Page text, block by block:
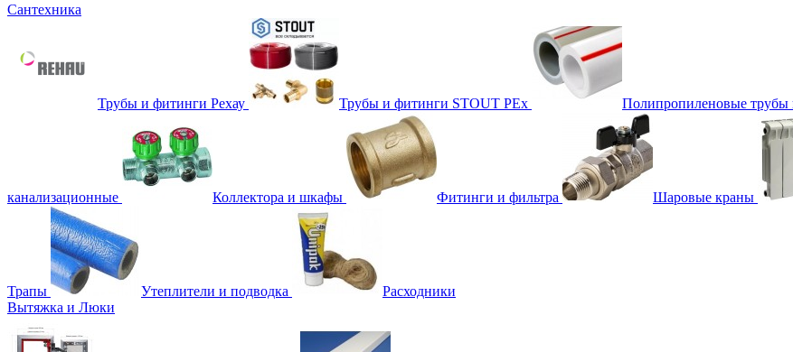
Сантехника
Трубы и фитинги Рехау Трубы и фитинги STOUT PEx Полипропиленовые
канализационные Коллектора и шкафы Фитинги и фильтра Шаровые краны
Трапы Утеплители и подводка
Расходники
Вытяжка и Люки